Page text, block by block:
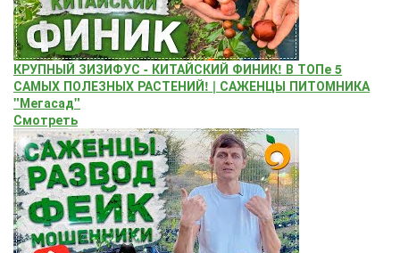
КРУПНЫЙ ЗИЗИФУС - КИТАЙСКИЙ ФИНИК! В ТОПе 5
САМЫХ ПОЛЕЗНЫХ РАСТЕНИЙ! | САЖЕНЦЫ ПИТОМНИКА
"Мегасад"
Смотреть